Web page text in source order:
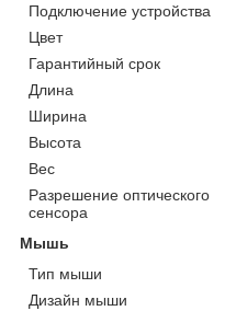
Подключение устройства
Цвет
Гарантийный срок
Длина
Ширина
Высота
Вес
Разрешение оптического
сенсора
Мышь
Тип мыши
Дизайн мыши